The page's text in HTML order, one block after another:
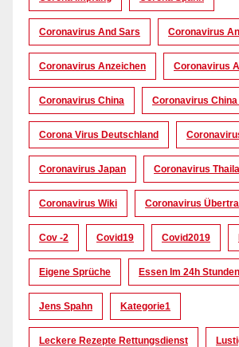
Coronavirus And Sars Coronavirus
Coronavirus Anzeichen Coronavirus
Coronavirus China Coronavirus
Corona Virus Deutschland
Coronavirus Japan Coronavirus
Coronavirus Wiki Coronavirus
Cov -2 Covid19 Covid2019
Eigene Sprüche Essen Im 24h
Jens Spahn Kategorie1
Leckere Rezepte Rettungsdienst